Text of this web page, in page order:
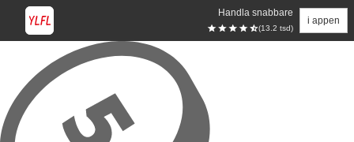
Handla snabbare
(13.2 tsd)
i appen
Hoppa till huvudinnehåll